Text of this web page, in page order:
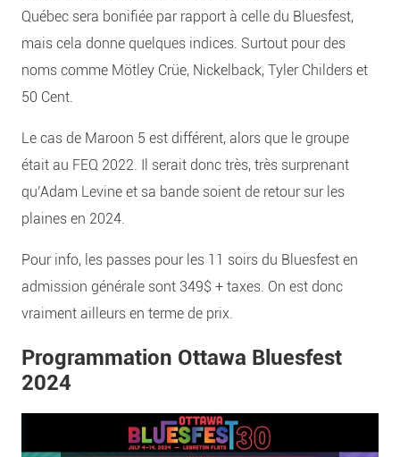
Québec sera bonifiée par rapport à celle du Bluesfest,
mais cela donne quelques indices. Surtout pour des
noms comme Mötley Crüe, Nickelback, Tyler Childers et
50 Cent.
Le cas de Maroon 5 est différent, alors que le groupe
était au FEQ 2022. Il serait donc très, très surprenant
qu’Adam Levine et sa bande soient de retour sur les
plaines en 2024.
Pour info, les passes pour les 11 soirs du Bluesfest en
admission générale sont 349$ + taxes. On est donc
vraiment ailleurs en terme de prix.
Programmation Ottawa Bluesfest
2024